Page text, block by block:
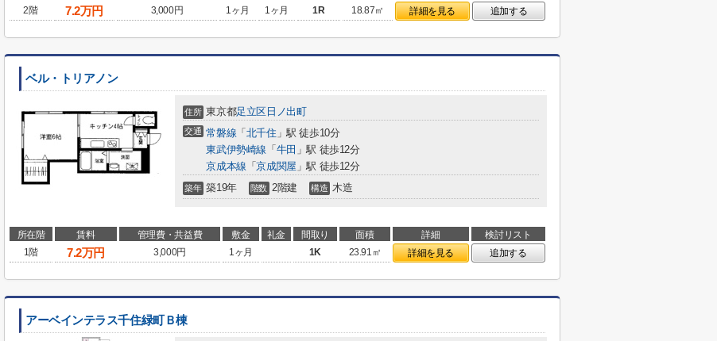
2階
7.2万円 3,000円 1ヶ月 1ヶ月 1R 18.87㎡ 詳細を見る 追加する
ベル・トリアノン
住所 東京都足立区 日ノ出町
交通 常磐線 「 北千住 」駅 徒歩10分
東武伊勢崎線 「 牛田 」駅 徒歩12分
京成本線 「京成関屋 」駅 徒歩12分
築年 築19年 階数 2階建 構造 木造
所在階 賃料 管理費・共益費 敷金 礼金 間取り 面積 詳細
検討リスト
1階
7.2万円 3,000円 1ヶ月 1K 23.91㎡ 詳細を見る 追加する
アーベインテラス千住緑町Ｂ棟